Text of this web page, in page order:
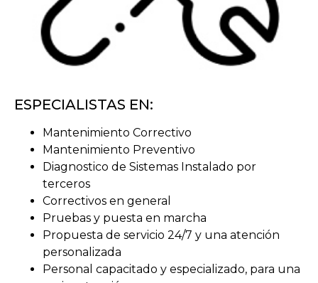
ESPECIALISTAS EN:
Mantenimiento Correctivo
Mantenimiento Preventivo
Diagnostico de Sistemas Instalado por
terceros
Correctivos en general
Pruebas y puesta en marcha
Propuesta de servicio 24/7 y una atención
personalizada
Personal capacitado y especializado, para una